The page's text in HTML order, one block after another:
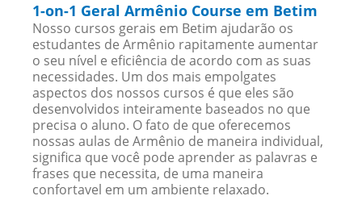
1-on-1 Geral Armênio Course em Betim
Nosso cursos gerais em Betim ajudarão os
estudantes de Armênio rapitamente aumentar
o seu nível e eficiência de acordo com as suas
necessidades. Um dos mais empolgates
aspectos dos nossos cursos é que eles são
desenvolvidos inteiramente baseados no que
precisa o aluno. O fato de que oferecemos
nossas aulas de Armênio de maneira individual,
significa que você pode aprender as palavras e
frases que necessita, de uma maneira
confortavel em um ambiente relaxado.